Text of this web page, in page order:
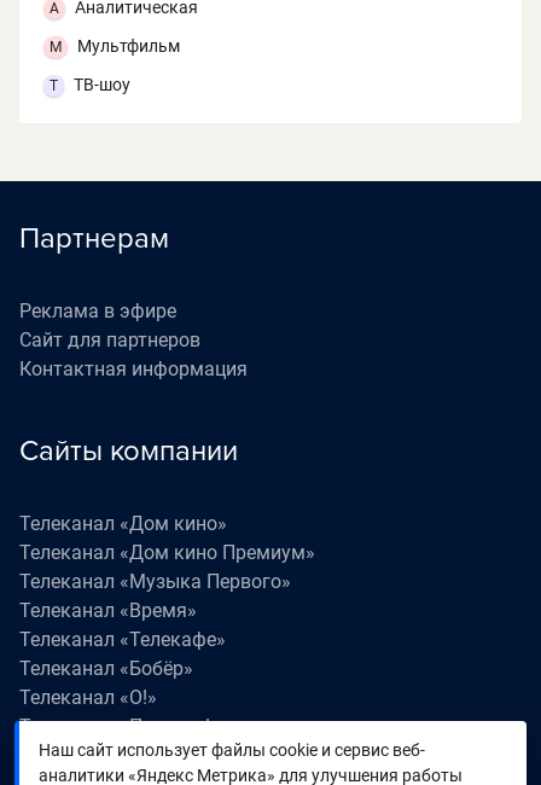
А Аналитическая
М Мультфильм
Т ТВ-шоу
Партнерам
Реклама в эфире
Сайт для партнеров
Контактная информация
Сайты компании
Телеканал «Дом кино»
Телеканал «Дом кино Премиум»
Телеканал «Музыка Первого»
Телеканал «Время»
Телеканал «Телекафе»
Телеканал «Бобёр»
Телеканал «О!»
Телеканал «Поехали!»
Телеканал «Победа»
Наш сайт использует файлы cookie и сервис веб-
аналитики «Яндекс Метрика» для улучшения работы